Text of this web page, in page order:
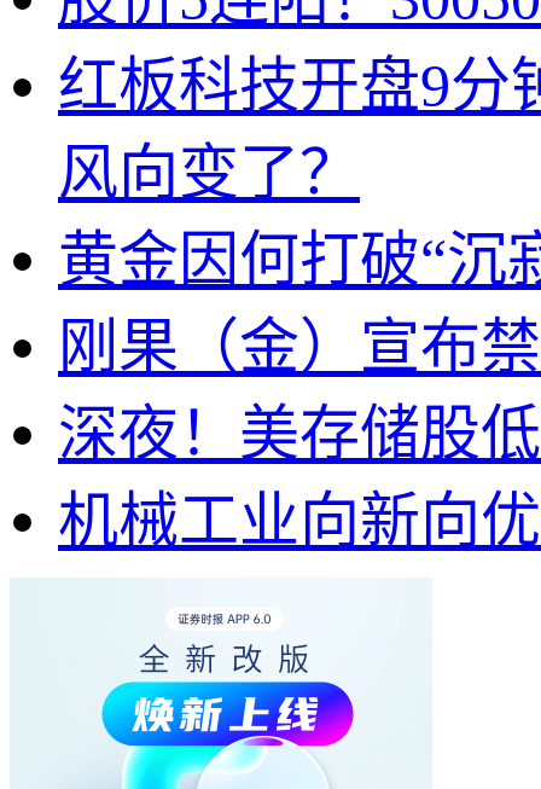
红板科技开盘9分
风向变了？
黄金因何打破“沉
刚果（金）宣布
深夜！美存储股
机械工业向新向